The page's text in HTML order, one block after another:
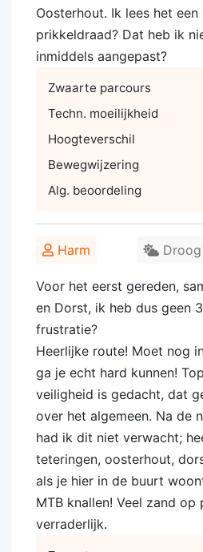
Oosterhout. Ik lees het
prikkeldraad? Dat heb ik
inmiddels aangepast?
Zwaarte parcours
Techn. moeilijkheid
Hoogteverschil
Bewegwijzering
Alg. beoordeling
Harm Droog
Voor het eerst gereden,
en Dorst, ik heb dus geen
frustratie?
Heerlijke route! Moet nog
ga je echt hard kunnen!
veiligheid is gedacht, dat
over het algemeen. Na de
had ik dit niet verwacht;
teteringen, oosterhout,
als je hier in de buurt
MTB knallen! Veel zand op
verraderlijk.